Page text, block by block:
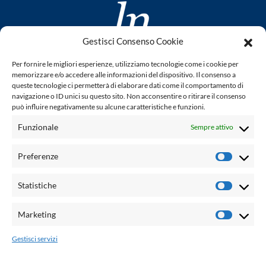
Gestisci Consenso Cookie
Per fornire le migliori esperienze, utilizziamo tecnologie come i cookie per
memorizzare e/o accedere alle informazioni del dispositivo. Il consenso a
queste tecnologie ci permetterà di elaborare dati come il comportamento di
navigazione o ID unici su questo sito. Non acconsentire o ritirare il consenso
può influire negativamente su alcune caratteristiche e funzioni.
Funzionale Sempre attivo
Preferenze
Statistiche
Marketing
Gestisci servizi
www.laletteraturaenoi.it
fondato da Romano Luperini
Questo blog non rappresenta una testata giornalistica in
quanto viene aggiornato senza alcuna periodicità. Non può
legge n° 62 del 7.03.2001. L'autore non è responsabile per
email: